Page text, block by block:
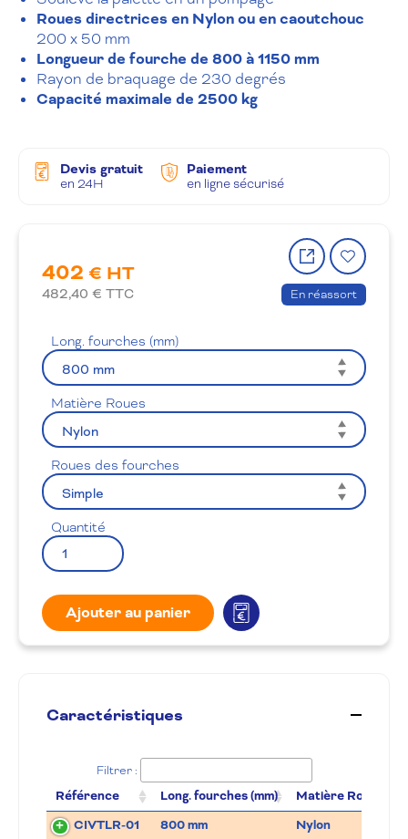
Roues directrices en Nylon ou en caoutchouc
200 x 50 mm
Longueur de fourche de 800 à 1150 mm
Rayon de braquage de 230 degrés
Capacité maximale de 2500 kg
Devis gratuit
en 24H
Paiement
en ligne sécurisé
402 € HT
482,40 € TTC
Partager
le
produit
à
la
En réassort
Long. fourches (mm)
Matière Roues
Roues des fourches
Quantité
Ajouter au panier
Caractéristiques
Filtrer :
Référence Long. fourches (mm) Matière Roues
CIVTLR-01
800 mm Nylon